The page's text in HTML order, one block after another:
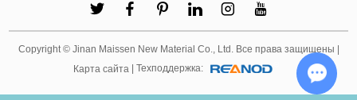
Copyright © Jinan Maissen New Material Co., Ltd. Все права защищены |
Карта сайта | Техподдержка: